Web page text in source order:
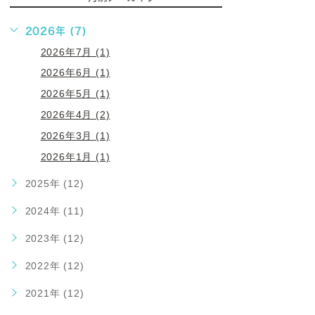
2026年 (7)
2026年7月 (1)
2026年6月 (1)
2026年5月 (1)
2026年4月 (2)
2026年3月 (1)
2026年1月 (1)
2025年 (12)
2024年 (11)
2023年 (12)
2022年 (12)
2021年 (12)